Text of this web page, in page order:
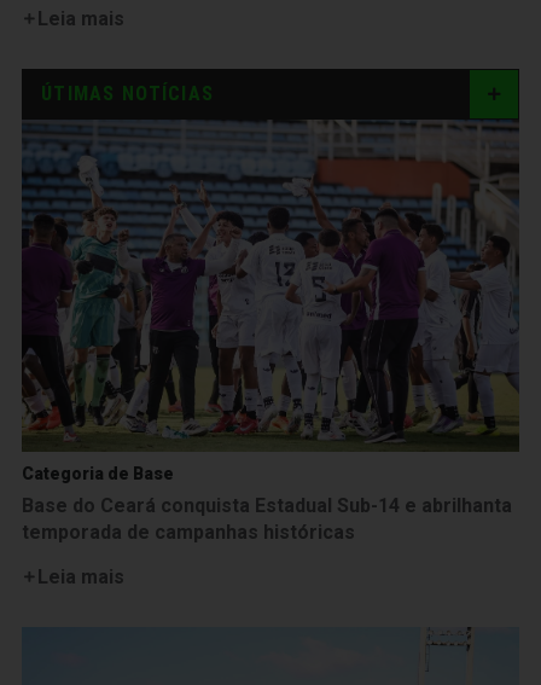
Leia mais
ÚTIMAS NOTÍCIAS
Categoria de Base
Base do Ceará conquista Estadual Sub-14 e abrilhanta
temporada de campanhas históricas
Leia mais